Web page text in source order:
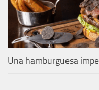
Una hamburguesa